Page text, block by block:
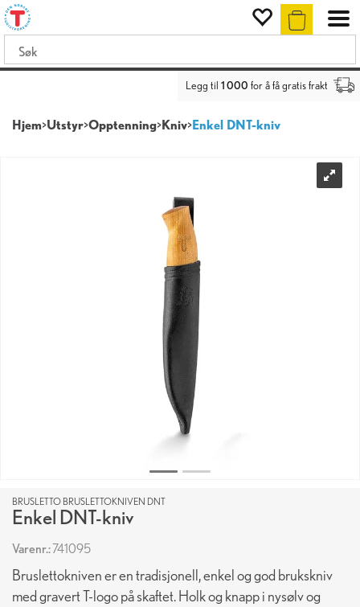
Legg til 1 000 for å få gratis frakt
Hjem>Utstyr>Opptenning>Kniv>Enkel DNT-kniv
BRUSLETTO BRUSLETTOKNIVEN DNT
Enkel DNT-kniv
Varenr.:741095
Bruslettokniven er en tradisjonell, enkel og god brukskniv
med gravert T-logo på skaftet. Holk og knapp i nysølv og